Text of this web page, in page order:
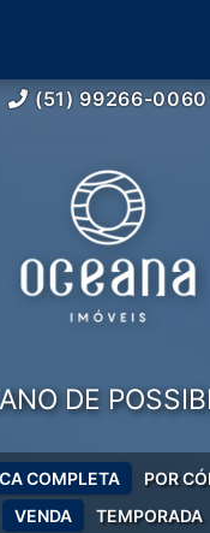
(51) 99266-0060
DE
VENDA TEMPORADA
COMPLETA POR